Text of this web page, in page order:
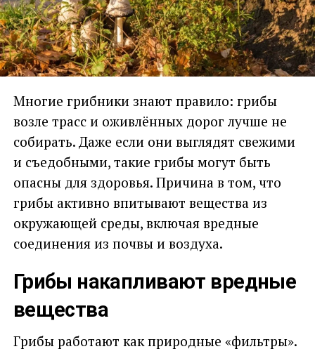
Многие грибники знают правило: грибы
возле трасс и оживлённых дорог лучше не
собирать. Даже если они выглядят свежими
и съедобными, такие грибы могут быть
опасны для здоровья. Причина в том, что
грибы активно впитывают вещества из
окружающей среды, включая вредные
соединения из почвы и воздуха.
Грибы накапливают вредные
вещества
Грибы работают как природные «фильтры».